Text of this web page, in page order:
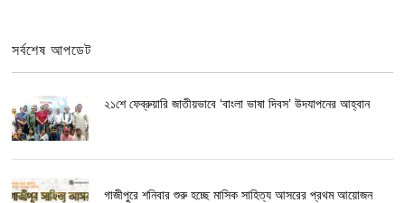
সর্বশেষ আপডেট
২১শে ফেব্রুয়ারি জাতীয়ভাবে ‘বাংলা ভাষা দিবস’ উদযাপনের আহ্বান
গাজীপুরে শনিবার শুরু হচ্ছে মাসিক সাহিত্য আসরের প্রথম আয়োজন